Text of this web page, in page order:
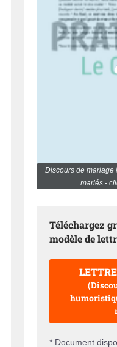
Discours de mariage
mariés -
Téléchargez
modèle de
* Document